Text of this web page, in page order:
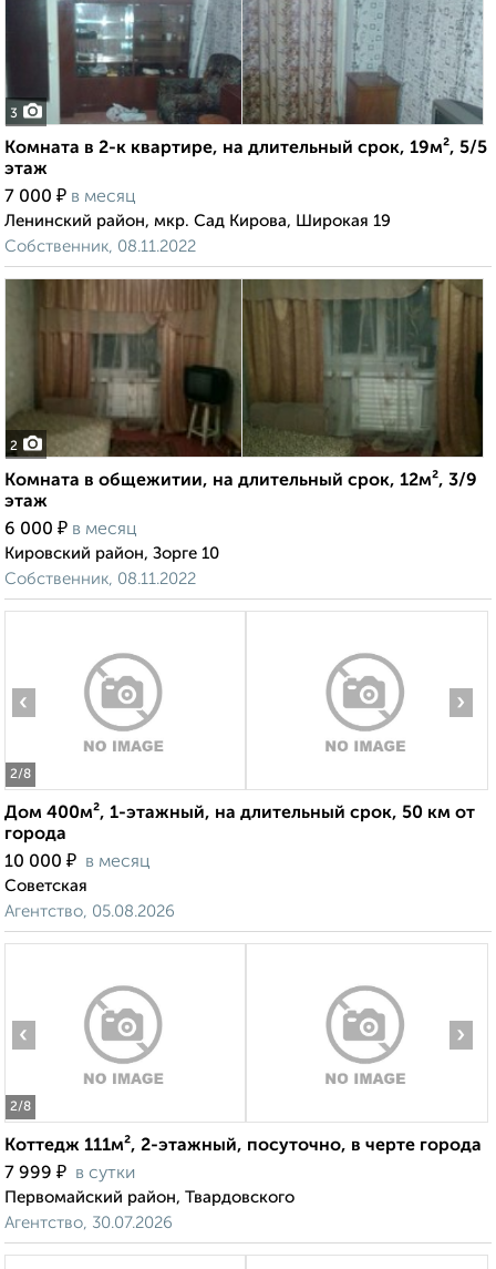
3
Комната в 2-к квартире, на длительный срок, 19м², 5/5
этаж
7 000 ₽ в месяц
Ленинский район, мкр. Сад Кирова, Широкая 19
Собственник, 08.11.2022
2
Комната в общежитии, на длительный срок, 12м², 3/9
этаж
6 000 ₽ в месяц
Кировский район, Зорге 10
Собственник, 08.11.2022
2/8
‹ ›
Дом 400м², 1-этажный, на длительный срок, 50 км от
города
10 000 ₽ в месяц
Советская
Агентство, 05.08.2026
2/8
‹ ›
Коттедж 111м², 2-этажный, посуточно, в черте города
7 999 ₽ в сутки
Первомайский район, Твардовского
Агентство, 30.07.2026